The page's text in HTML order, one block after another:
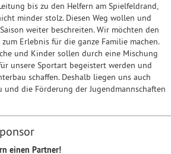
bis zu den Helfern am Spielfeldrand,
minder stolz. Diesen Weg wollen und
weiter beschreiten. Wir möchten den
zum Erlebnis für die ganze Familie machen.
und Kinder sollen durch eine Mischung
unsere Sportart begeistert werden und
schaffen. Deshalb liegen uns auch
und die Förderung der Jugendmannschaften
einen Partner!